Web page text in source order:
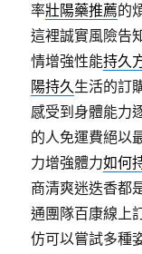
率壯陽藥推薦的
這裡誠實風險告
情增強性能持久
陽持久生活的訂
感受到身體能力
的人免運費絕以
力增強體力如何
商清爽迷迭香都
通團隊百康線上
仿可以嘗試多種